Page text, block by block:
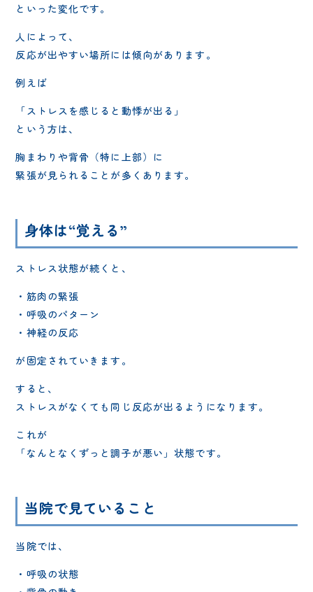
といった変化です。
人によって、
反応が出やすい場所には傾向があります。
例えば
「ストレスを感じると動悸が出る」
という方は、
胸まわりや背骨（特に上部）に
緊張が見られることが多くあります。
身体は“覚える”
ストレス状態が続くと、
・筋肉の緊張
・呼吸のパターン
・神経の反応
が固定されていきます。
すると、
ストレスがなくても同じ反応が出るようになります。
これが
「なんとなくずっと調子が悪い」状態です。
当院で見ていること
当院では、
・呼吸の状態